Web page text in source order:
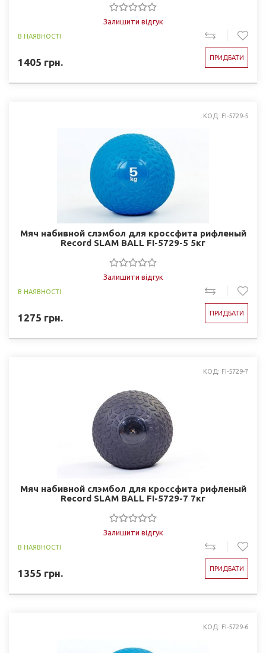
Залишити відгук
В НАЯВНОСТІ
1405 грн. ПРИДБАТИ
КОД: FI-5729-5
Мяч набивной слэмбол для кроссфита рифленый
Record SLAM BALL FI-5729-5 5кг
Залишити відгук
В НАЯВНОСТІ
1275 грн. ПРИДБАТИ
КОД: FI-5729-7
Мяч набивной слэмбол для кроссфита рифленый
Record SLAM BALL FI-5729-7 7кг
Залишити відгук
В НАЯВНОСТІ
1355 грн. ПРИДБАТИ
КОД: FI-5729-6